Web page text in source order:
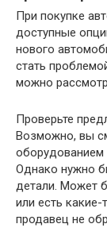
При покупке
доступные
нового
стать
можно
Проверьте
Возможно, вы
оборудованием
Однако нужно
детали. Может
или есть
продавец не